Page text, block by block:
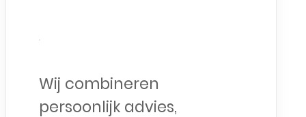
Wij combineren
persoonlijk advies,